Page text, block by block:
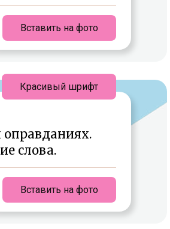
Вставить на фото
слова.
Вставить на фото
Красивый шрифт